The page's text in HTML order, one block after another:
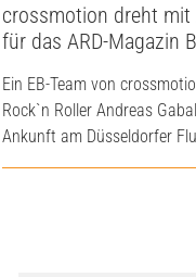
crossmotion dreht mit
für das ARD-Magazin
Ein EB-Team von
Rock`n Roller Andreas
Ankunft am Düsseldorfer